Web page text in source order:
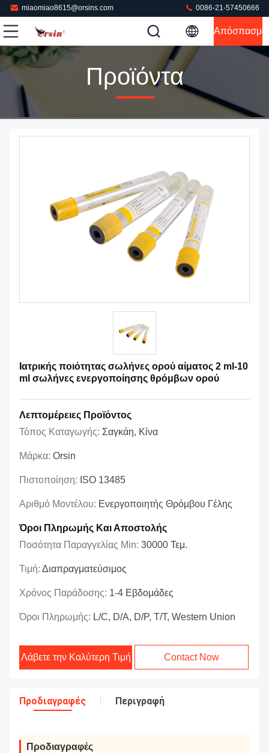
miaomiao8615@orsins.com 0086-21-57450666
Απόσπασμα
Προϊόντα
Ιατρικής ποιότητας σωλήνες ορού αίματος 2 ml-10
ml σωλήνες ενεργοποίησης θρόμβων ορού
Λεπτομέρειες Προϊόντος
Τόπος Καταγωγής: Σαγκάη, Κίνα
Μάρκα: Orsin
Πιστοποίηση: ISO 13485
Αριθμό Μοντέλου: Ενεργοποιητής Θρόμβου Γέλης
Όροι Πληρωμής Και Αποστολής
Ποσότητα Παραγγελίας Min: 30000 Τεμ.
Τιμή: Διαπραγματεύσιμος
Χρόνος Παράδοσης: 1-4 Εβδομάδες
Όροι Πληρωμής: L/C, D/A, D/P, T/T, Western Union
Λάβετε την Καλύτερη Τιμή Contact Now
Προδιαγραφές Περιγραφή
Προδιαγραφές